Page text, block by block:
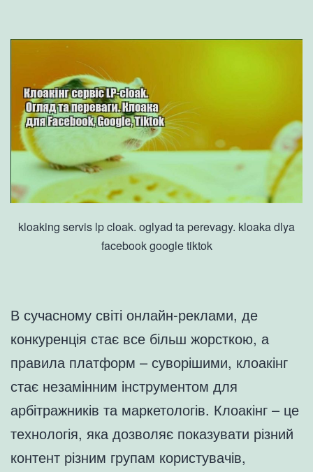
kloaking servis lp cloak. oglyad ta perevagy. kloaka dlya
facebook google tiktok
В сучасному світі онлайн-реклами, де
конкуренція стає все більш жорсткою, а
правила платформ – суворішими, клоакінг
стає незамінним інструментом для
арбітражників та маркетологів. Клоакінг – це
технологія, яка дозволяє показувати різний
контент різним групам користувачів,